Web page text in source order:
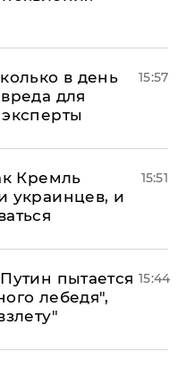
в день
для
15:57
Кремль
украинцев, и
15:51
пытается
лебедя",
15:44